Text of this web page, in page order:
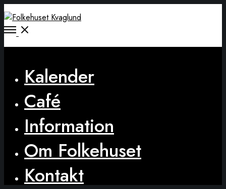
Open
Kalender
Café
Information
Om Folkehuset
Kontakt